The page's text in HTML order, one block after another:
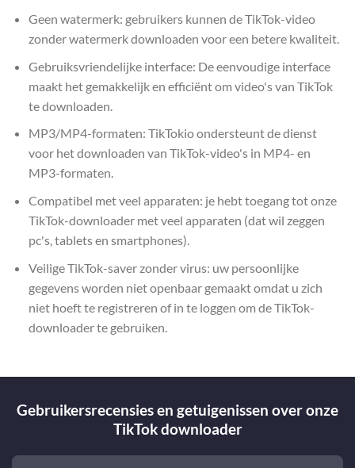
Geen watermerk: gebruikers kunnen de TikTok-video
zonder watermerk downloaden voor een betere kwaliteit.
Gebruiksvriendelijke interface: De eenvoudige interface
maakt het gemakkelijk en efficiënt om video's van TikTok
te downloaden.
MP3/MP4-formaten: TikTokio ondersteunt de dienst
voor het downloaden van TikTok-video's in MP4- en
MP3-formaten.
Compatibel met veel apparaten: je hebt toegang tot onze
TikTok-downloader met veel apparaten (dat wil zeggen
pc's, tablets en smartphones).
Veilige TikTok-saver zonder virus: uw persoonlijke
gegevens worden niet openbaar gemaakt omdat u zich
niet hoeft te registreren of in te loggen om de TikTok-
downloader te gebruiken.
Gebruikersrecensies en getuigenissen over onze
TikTok downloader